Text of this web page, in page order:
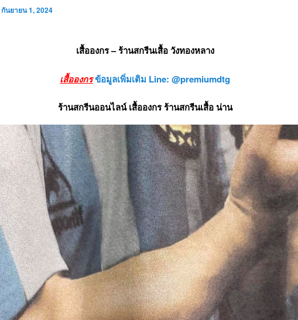
กันยายน 1, 2024
เสื้อองกร – ร้านสกรีนเสื้อ วังทองหลาง
เสื้อองกรข้อมูลเพิ่มเติม Line: @premiumdtg
ร้านสกรีนออนไลน์ เสื้อองกร ร้านสกรีนเสื้อ น่าน